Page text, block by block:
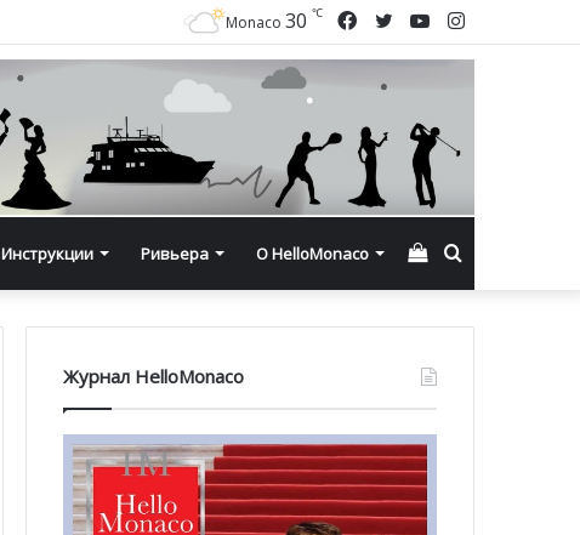
Instagram
YouTube
Twitter
Facebook
Monaco 30 ℃
Инструкции Ривьера О HelloMonaco Смотреть
корзину
Журнал HelloMonaco